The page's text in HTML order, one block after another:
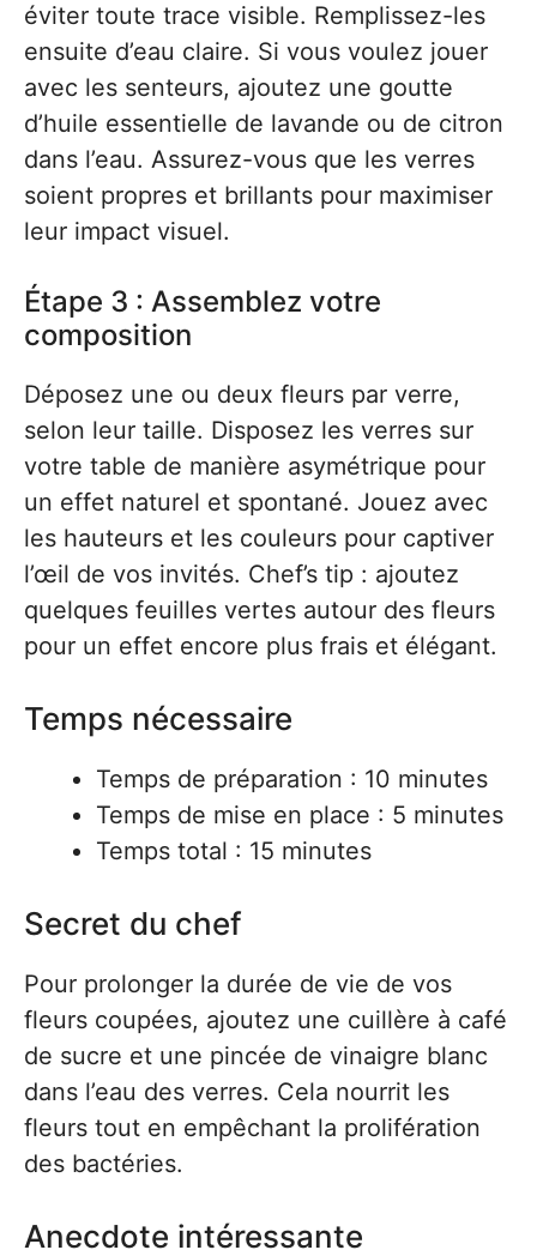
éviter toute trace visible. Remplissez-les
ensuite d’eau claire. Si vous voulez jouer
avec les senteurs, ajoutez une goutte
d’huile essentielle de lavande ou de citron
dans l’eau. Assurez-vous que les verres
soient propres et brillants pour maximiser
leur impact visuel.
Étape 3 : Assemblez votre
composition
Déposez une ou deux fleurs par verre,
selon leur taille. Disposez les verres sur
votre table de manière asymétrique pour
un effet naturel et spontané. Jouez avec
les hauteurs et les couleurs pour captiver
l’œil de vos invités. Chef’s tip : ajoutez
quelques feuilles vertes autour des fleurs
pour un effet encore plus frais et élégant.
Temps nécessaire
Temps de préparation : 10 minutes
Temps de mise en place : 5 minutes
Temps total : 15 minutes
Secret du chef
Pour prolonger la durée de vie de vos
fleurs coupées, ajoutez une cuillère à café
de sucre et une pincée de vinaigre blanc
dans l’eau des verres. Cela nourrit les
fleurs tout en empêchant la prolifération
des bactéries.
Anecdote intéressante